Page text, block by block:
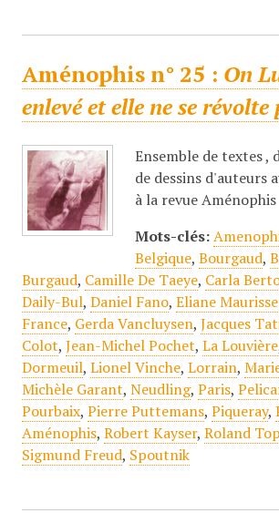
Aménophis n° 25 : On
enlevé et elle ne se révolte
Ensemble de textes
de dessins d'auteurs
à la revue Aménophis
Mots-clés:
Belgique, Bourgaud,
Burgaud, Camille De Taeye, Carla
Daily-Bul, Daniel Fano, Eliane
France, Gerda Vancluysen, Jacques
Colot, Jean-Michel Pochet, La Louvière
Dormeuil, Lionel Vinche, Lorrain,
Michèle Garant, Neudling, Paris,
Pourbaix, Pierre Puttemans, Piqueray,
Aménophis, Robert Kayser, Roland
Sigmund Freud, Spoutnik